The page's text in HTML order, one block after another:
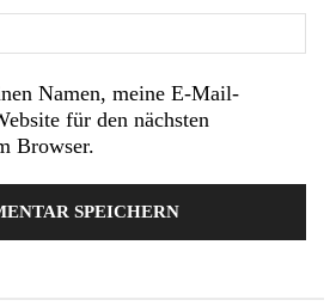
Namen, meine E-Mail-
für den nächsten
Browser.